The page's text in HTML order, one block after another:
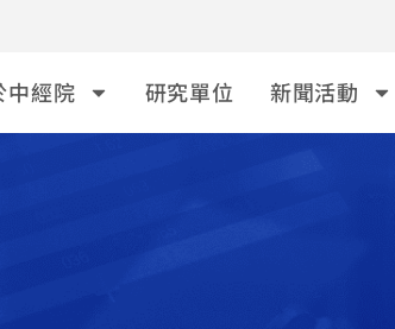
中經院 研究單位 新聞活動